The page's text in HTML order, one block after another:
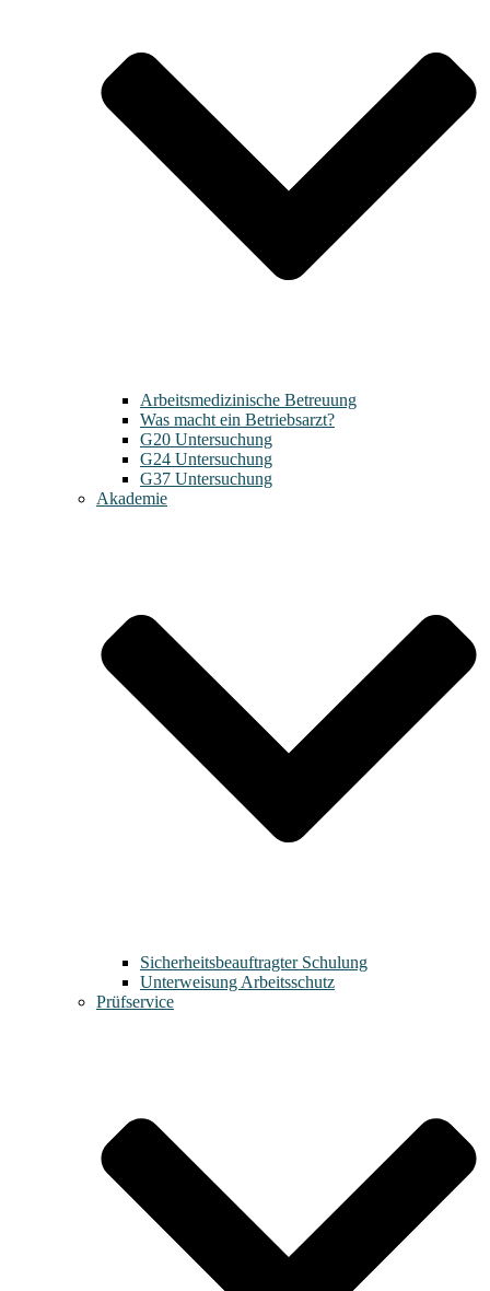
Arbeitsmedizinische Betreuung
Was macht ein Betriebsarzt?
G20 Untersuchung
G24 Untersuchung
G37 Untersuchung
Akademie
Sicherheitsbeauftragter Schulung
Unterweisung Arbeitsschutz
Prüfservice